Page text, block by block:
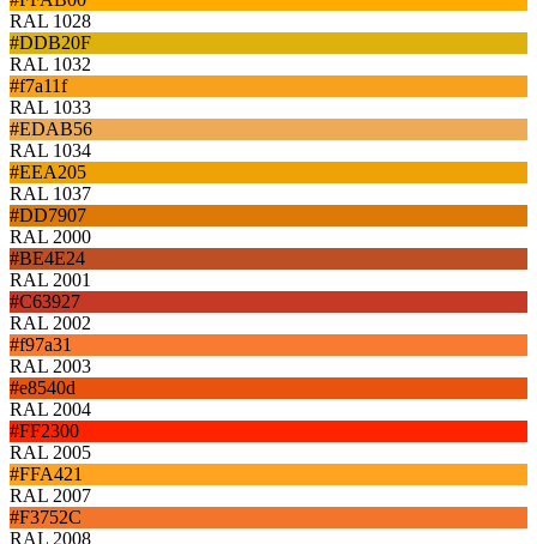
RAL 1028
#DDB20F
RAL 1032
#f7a11f
RAL 1033
#EDAB56
RAL 1034
#EEA205
RAL 1037
#DD7907
RAL 2000
#BE4E24
RAL 2001
#C63927
RAL 2002
#f97a31
RAL 2003
#e8540d
RAL 2004
#FF2300
RAL 2005
#FFA421
RAL 2007
#F3752C
RAL 2008